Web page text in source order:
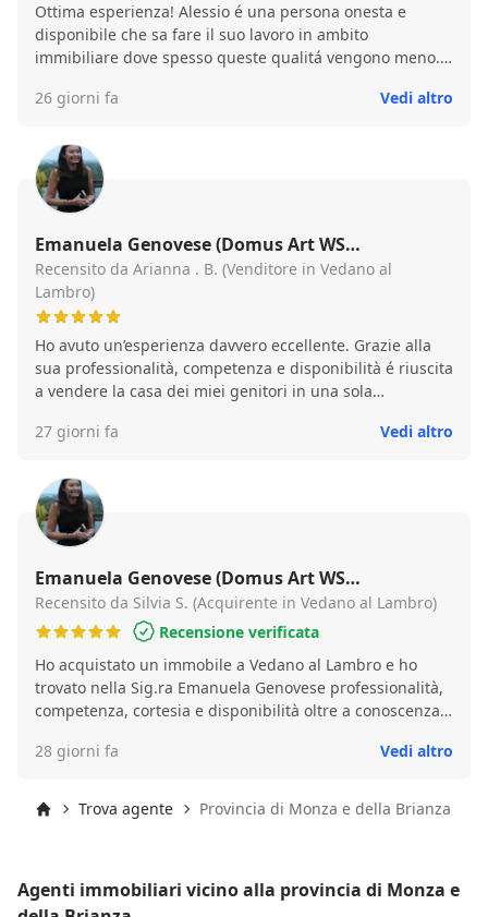
Ottima esperienza! Alessio é una persona onesta e
disponibile che sa fare il suo lavoro in ambito
immibiliare dove spesso queste qualitá vengono meno.
che sono convenuti rispetto a preventivi fatti da me in
26 giorni fa Vedi altro
Emanuela Genovese (Domus Art WS
Immobiliare )
Recensito da Arianna . B. (Venditore in Vedano al
Lambro)
Ho avuto un’esperienza davvero eccellente. Grazie alla
sua professionalità, competenza e disponibilità é riuscita
a vendere la casa dei miei genitori in una sola
desideravamo. Ci ha seguito con attenzione in ogni fase
domanda con gentilezza e trasparenza.
27 giorni fa Vedi altro
Emanuela Genovese (Domus Art WS
Immobiliare )
Recensito da Silvia S. (Acquirente in Vedano al Lambro)
Recensione verificata
Ho acquistato un immobile a Vedano al Lambro e ho
trovato nella Sig.ra Emanuela Genovese professionalità,
competenza, cortesia e disponibilità oltre a conoscenza
28 giorni fa
Vedi altro
Trova agente Provincia di Monza e della Brianza
Agenti immobiliari vicino alla provincia di Monza e